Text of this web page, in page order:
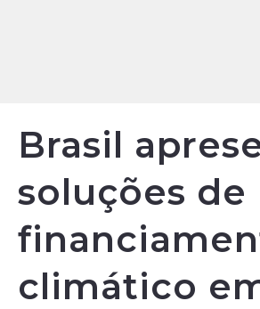
Brasil
soluções de
climático